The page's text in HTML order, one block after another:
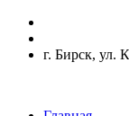
г. Бирск, ул.